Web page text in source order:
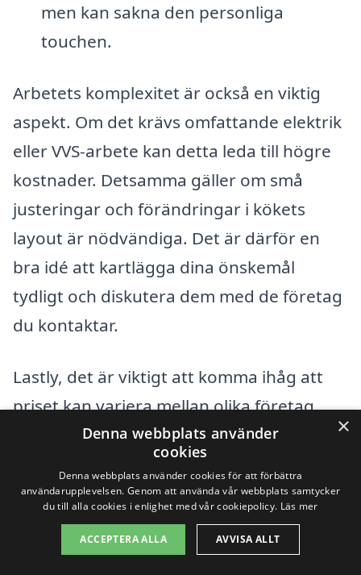
men kan sakna den personliga
touchen.
Arbetets komplexitet är också en viktig
aspekt. Om det krävs omfattande elektrik
eller VVS-arbete kan detta leda till högre
kostnader. Detsamma gäller om små
justeringar och förändringar i kökets
layout är nödvändiga. Det är därför en
bra idé att kartlägga dina önskemål
tydligt och diskutera dem med de företag
du kontaktar.
Lastly, det är viktigt att komma ihåg att
priset kan variera mellan olika företag
som erbjuder köksrenovering i Höör.
Genom att jämföra flera offerter kan du få
en bättre förståelse för marknadspriserna
och hitta det bästa alternativet för dina
behov. Använd våra resurser för att
×
Denna webbplats använder
cookies
Denna webbplats använder cookies för att förbättra
användarupplevelsen. Genom att använda vår webbplats samtycker
du till alla cookies i enlighet med vår cookiepolicy. Läs mer
ACCEPTERA ALLA AVVISA ALLT